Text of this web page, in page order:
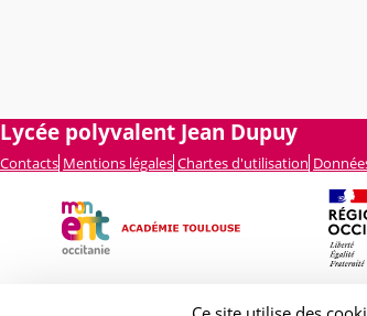
Lycée polyvalent Jean Dupuy
Contacts Mentions légales Chartes d'utilisation